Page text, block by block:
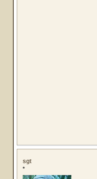
sgt
*